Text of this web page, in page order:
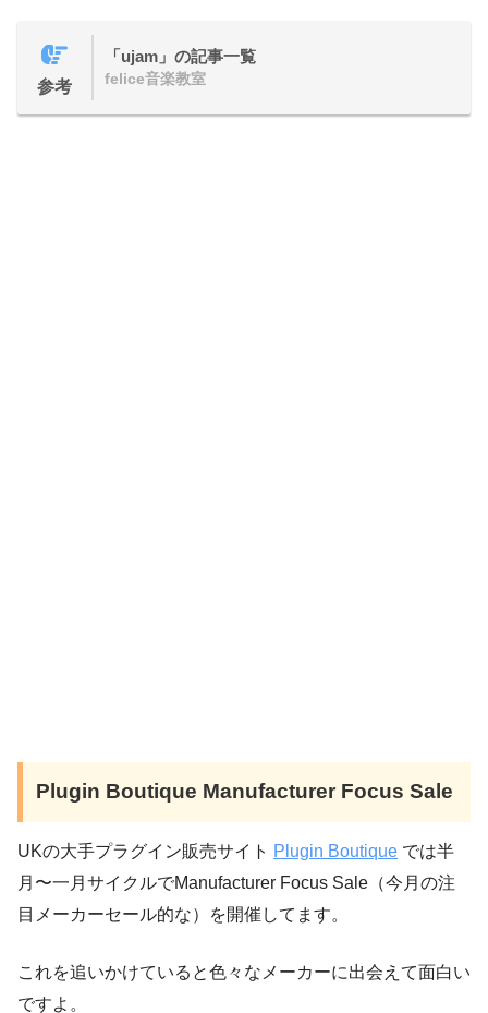
参考
「ujam」の記事一覧
felice音楽教室
Plugin Boutique Manufacturer Focus Sale
UKの大手プラグイン販売サイト Plugin Boutique では半
月〜一月サイクルでManufacturer Focus Sale（今月の注
目メーカーセール的な）を開催してます。
これを追いかけていると色々なメーカーに出会えて面白い
ですよ。